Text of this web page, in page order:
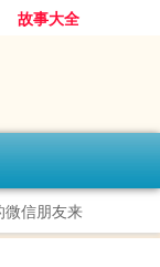
故事大全
微信朋友来